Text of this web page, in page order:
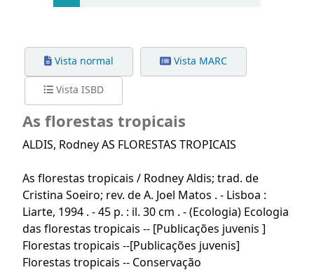
Vista normal
Vista MARC
Vista ISBD
As florestas tropicais
ALDIS, RodneyAS FLORESTAS TROPICAIS
As florestas tropicais / Rodney Aldis; trad. de
Cristina Soeiro; rev. de A. Joel Matos . - Lisboa :
Liarte, 1994 . - 45 p. : il. 30 cm . - (Ecologia) Ecologia
das florestas tropicais -- [Publicações juvenis ]
Florestas tropicais --[Publicações juvenis]
Florestas tropicais -- Conservação